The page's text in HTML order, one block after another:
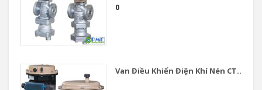
0
Van Điều Khiển Điện Khí Nén CT...